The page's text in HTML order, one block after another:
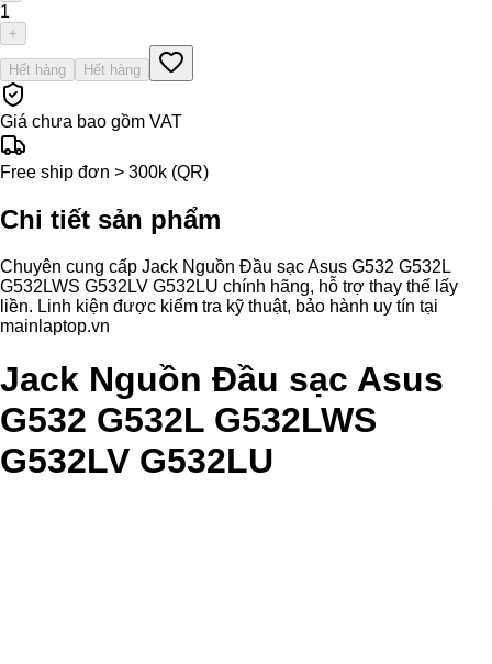
1
+
Hết hàng Hết hàng
Giá chưa bao gồm VAT
Free ship đơn > 300k (QR)
Chi tiết sản phẩm
Chuyên cung cấp Jack Nguồn Đầu sạc Asus G532 G532L
G532LWS G532LV G532LU chính hãng, hỗ trợ thay thế lấy
liền. Linh kiện được kiểm tra kỹ thuật, bảo hành uy tín tại
mainlaptop.vn
Jack Nguồn Đầu sạc Asus
G532 G532L G532LWS
G532LV G532LU